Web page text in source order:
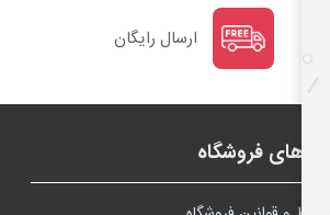
ارسال رایگان
فروشگاه